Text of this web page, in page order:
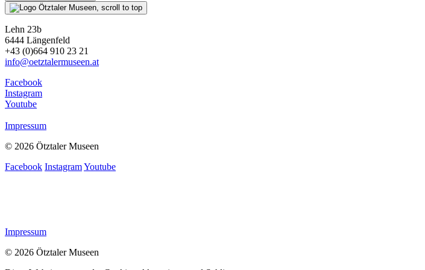
Lehn 23b
6444 Längenfeld
+43 (0)664 910 23 21
info@oetztalermuseen.at
Facebook
Instagram
Youtube
Impressum
© 2026 Ötztaler Museen
Facebook InstagramYoutube
Impressum
© 2026 Ötztaler Museen